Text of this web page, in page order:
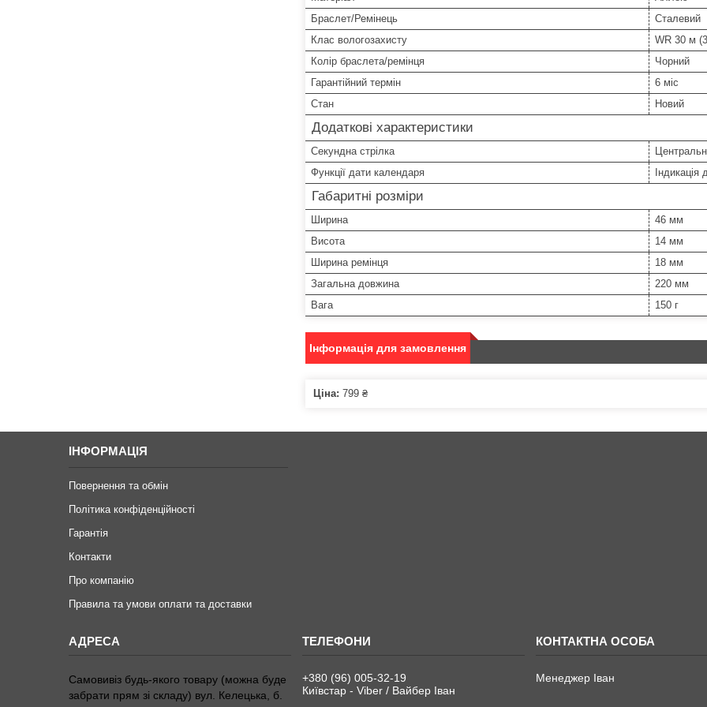
Браслет/Ремінець
Сталевий
Клас вологозахисту
WR 30 м
Колір браслета/ремінця
Чорний
Гарантійний термін
6 міс
Стан
Новий
Додаткові характеристики
Секундна стрілка
Функції дати календаря
Індикація
Габаритні розміри
Ширина
46 мм
Висота
14 мм
Ширина ремінця
18 мм
Загальна довжина
220 мм
Вага
150 г
Інформація для замовлення
Ціна: 799 ₴
ІНФОРМАЦІЯ
Повернення та обмін
Політика конфіденційності
Гарантія
Контакти
Про компанію
Правила та умови оплати та доставки
Самовивіз будь-якого товару (можна буде
забрати прям зі складу) вул. Келецька, б.
+380 (96) 005-32-19
Київстар - Viber / Вайбер Іван
Менеджер Іван